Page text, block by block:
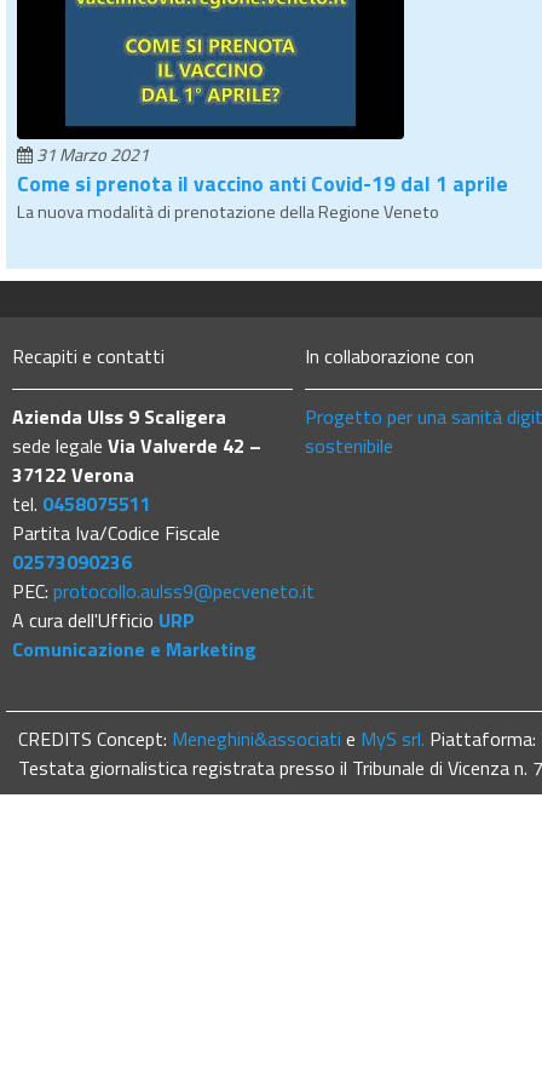
31 Marzo 2021
Come si prenota il vaccino anti Covid-19 dal 1 aprile
La nuova modalità di prenotazione della Regione Veneto
Recapiti e contatti
Azienda Ulss 9 Scaligera
sede legale Via Valverde 42 –
37122 Verona
tel. 0458075511
Partita Iva/Codice Fiscale
02573090236
PEC: protocollo.aulss9@pecveneto.it
A cura dell'Ufficio URP
Comunicazione e Marketing
In collaborazione con
Progetto per una sanità
sostenibile
CREDITS Concept: Meneghini&associati e MyS srl. Piattaforma:
Testata giornalistica registrata presso il Tribunale di Vicenza n.